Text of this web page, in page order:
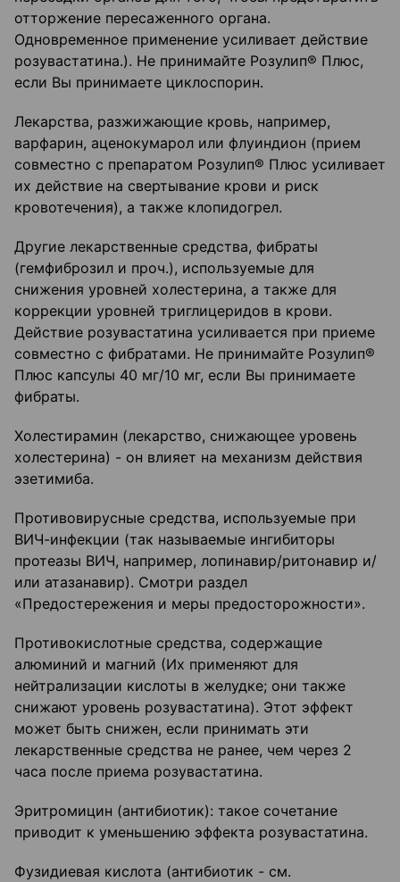
отторжение пересаженного органа.
Одновременное применение усиливает действие
розувастатина.). Не принимайте Розулип® Плюс,
если Вы принимаете циклоспорин.
Лекарства, разжижающие кровь, например,
варфарин, аценокумарол или флуиндион (прием
совместно с препаратом Розулип® Плюс усиливает
их действие на свертывание крови и риск
кровотечения), а также клопидогрел.
Другие лекарственные средства, фибраты
(гемфиброзил и проч.), используемые для
снижения уровней холестерина, а также для
коррекции уровней триглицеридов в крови.
Действие розувастатина усиливается при приеме
совместно с фибратами. Не принимайте Розулип®
Плюс капсулы 40 мг/10 мг, если Вы принимаете
фибраты.
Холестирамин (лекарство, снижающее уровень
холестерина) - он влияет на механизм действия
эзетимиба.
Противовирусные средства, используемые при
ВИЧ-инфекции (так называемые ингибиторы
протеазы ВИЧ, например, лопинавир/ритонавир и/
или атазанавир). Смотри раздел
«Предостережения и меры предосторожности».
Противокислотные средства, содержащие
алюминий и магний (Их применяют для
нейтрализации кислоты в желудке; они также
снижают уровень розувастатина). Этот эффект
может быть снижен, если принимать эти
лекарственные средства не ранее, чем через 2
часа после приема розувастатина.
Эритромицин (антибиотик): такое сочетание
приводит к уменьшению эффекта розувастатина.
Фузидиевая кислота (антибиотик - см.